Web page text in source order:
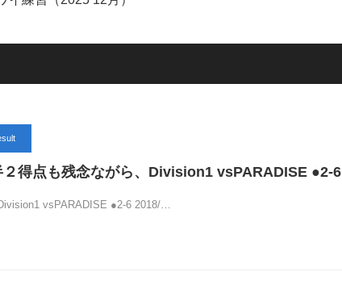
２得点も残念ながら、Division1 vsPARADISE ●2-6
vsPARADISE ●2-6 2018/…